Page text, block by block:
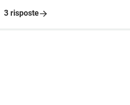
3 risposte